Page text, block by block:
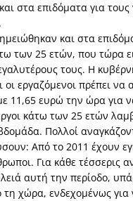
στα επιδόματα για τους
και στα
των 25 ετών, που τώρα
τους. Η
οι εργαζόμενοι πρέπει να
11,65 ευρώ την ώρα για
κάτω των 25 ετών
Πολλοί
Από το 2011 έχουν
Για κάθε τέσσερις
αυτή την περίοδο,
χώρα, ενδεχομένως για